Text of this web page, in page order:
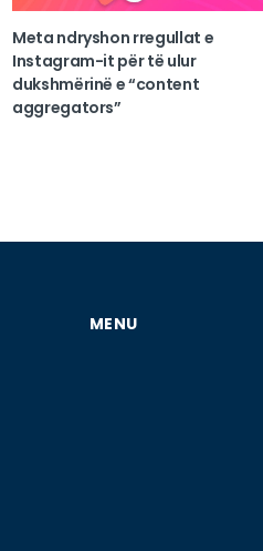
Meta ndryshon rregullat e
Instagram-it për të ulur
dukshmërinë e “content
aggregators”
MENU